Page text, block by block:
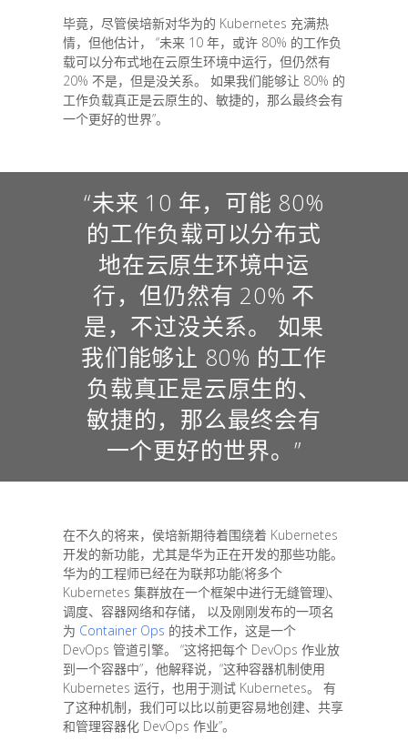
毕竟，尽管侯培新对华为的 Kubernetes 充满热
情，但他估计， “未来 10 年，或许 80% 的工作负
载可以分布式地在云原生环境中运行，但仍然有
20% 不是，但是没关系。 如果我们能够让 80% 的
工作负载真正是云原生的、敏捷的，那么最终会有
一个更好的世界”。
“未来 10 年，可能 80%
的工作负载可以分布式
地在云原生环境中运
行，但仍然有 20% 不
是，不过没关系。 如果
我们能够让 80% 的工作
负载真正是云原生的、
敏捷的，那么最终会有
一个更好的世界。”
在不久的将来，侯培新期待着围绕着 Kubernetes
开发的新功能，尤其是华为正在开发的那些功能。
华为的工程师已经在为联邦功能(将多个
Kubernetes 集群放在一个框架中进行无缝管理)、
调度、容器网络和存储， 以及刚刚发布的一项名
为 Container Ops 的技术工作，这是一个
DevOps 管道引擎。 “这将把每个 DevOps 作业放
到一个容器中”，他解释说，“这种容器机制使用
Kubernetes 运行，也用于测试 Kubernetes。 有
了这种机制，我们可以比以前更容易地创建、共享
和管理容器化 DevOps 作业”。